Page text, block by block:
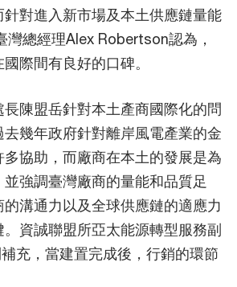
對進入新市場及本土供應鏈量能
灣總經理Alex Robertson認為，
際間有良好的口碑。
陳盟岳針對本土產商國際化的問
幾年政府針對離岸風電產業的金
協助，而廠商在本土的發展是為
強調臺灣廠商的量能和品質足
溝通力以及全球供應鏈的適應力
資誠聯盟所亞太能源轉型服務副
充，當建置完成後，行銷的環節